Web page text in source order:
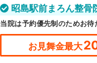
昭島駅前まろん整骨
当院は予約優先制のためお待
お見舞金最大